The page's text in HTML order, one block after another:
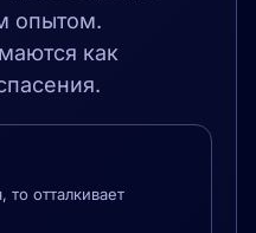
опытом.
как
отталкивает